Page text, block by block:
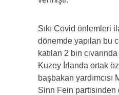
Sıkı Covid önlemleri
dönemde yapılan bu
katılan 2 bin
Kuzey İrlanda ortak
başbakan yardımcısı
Sinn Fein partisinden